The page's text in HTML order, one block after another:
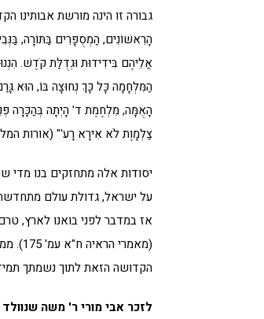
גבורה זו הינה מורשת אבותינו
הָרִאשׁוֹנִים, הַמְסֻפָּרִים בַּתּוֹרָה,
אֲלֵיהֶם בִּידִידוּת וּגְדֻלַּת קֹדֶשׁ.
הַמִּלְחָמָה כָּל כָּךְ נְחוּצָה בּוֹ, הוּא
הָאֻמָּה, מִלְחֶמֶת ד' הָיְתָה בְּהַכָּרָה
צַלְמָוֶת לֹא אִירָא רָע'" (אורות
יסודות אלה מתחזקים בנו מדי
על ישראל, גדולת עולם
אז במדבר לפני בואנו לארץ,
הקדושה הזאת לתוך נשמתך
לזכר אבי מורי ר' משה